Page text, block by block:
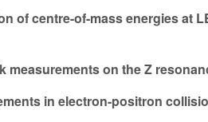
of centre-of-mass energies at
measurements on the Z
in electron-positron